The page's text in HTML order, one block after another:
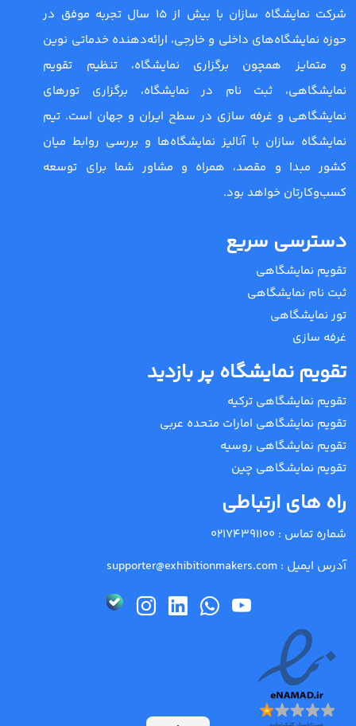
شرکت نمایشگاه سازان با بیش از 15 سال تجربه موفق در
حوزه نمایشگاه‌های داخلی و خارجی، ارائه‌دهنده خدماتی نوین
و متمایز همچون برگزاری نمایشگاه، تنظیم تقویم
نمایشگاهی، ثبت نام در نمایشگاه، برگزاری تورهای
نمایشگاهی و غرفه سازی در سطح ایران و جهان است. تیم
نمایشگاه سازان با آنالیز نمایشگاه‌ها و بررسی روابط میان
کشور مبدا و مقصد، همراه و مشاور شما برای توسعه
کسب‌وکارتان خواهد بود.
دسترسی سریع
تقویم نمایشگاهی
ثبت نام نمایشگاهی
تور نمایشگاهی
غرفه سازی
تقویم نمایشگاه پر بازدید
تقویم نمایشگاهی ترکیه
تقویم نمایشگاهی امارات متحده عربی
تقویم نمایشگاهی روسیه
تقویم نمایشگاهی چین
راه های ارتباطی
شماره تماس : 02174391100
آدرس ایمیل : supporter@exhibitionmakers.com